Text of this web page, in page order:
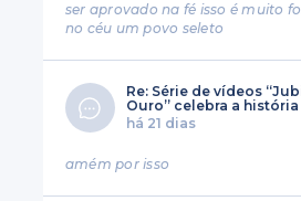
ser aprovado na fé isso é muito
no céu um povo seleto
Re: Série de vídeos
Ouro” celebra a
há 21 dias
amém por isso